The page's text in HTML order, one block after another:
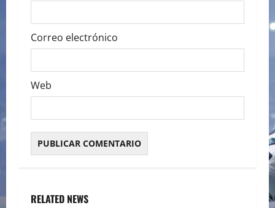
Correo electrónico
Web
RELATED NEWS